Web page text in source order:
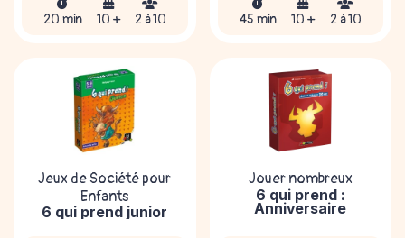
20 min 10 + 2 à 10 45 min 10 + 2 à 10
Jeux de Société pour
Enfants
6 qui prend junior
Jouer nombreux
6 qui prend :
Anniversaire